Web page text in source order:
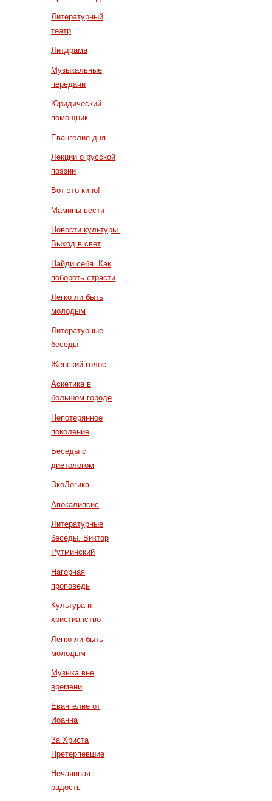
Литературный
театр
Литдрама
Музыкальные
передачи
Юридический
помощник
Евангелие дня
Лекции о русской
поэзии
Вот это кино!
Мамины вести
Новости культуры.
Выход в свет
Найди себя. Как
побороть страсти
Легко ли быть
молодым
Литературные
беседы
Женский голос
Аскетика в
большом городе
Непотерянное
поколение
Беседы с
диетологом
ЭкоЛогика
Апокалипсис
Литературные
беседы. Виктор
Рутминский
Нагорная
проповедь
Культура и
христианство
Легко ли быть
молодым
Музыка вне
времени
Евангелие от
Иоанна
За Христа
Претерпевшие
Нечаянная
радость